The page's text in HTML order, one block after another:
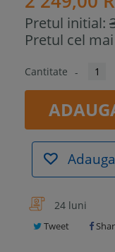
Pretul initial:
Pretul cel
Cantitate -
24 luni
Tweet